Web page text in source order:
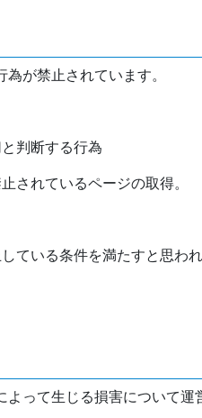
が禁止されています。
判断する行為
されているページの取得。
ている条件を満たすと思わ
よって生じる損害について運